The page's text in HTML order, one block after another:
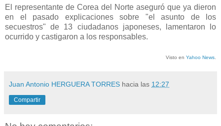
El representante de Corea del Norte aseguró que ya dieron
en el pasado explicaciones sobre "el asunto de los
secuestros" de 13 ciudadanos japoneses, lamentaron lo
ocurrido y castigaron a los responsables.
Visto en Yahoo News
Juan Antonio HERGUERA TORRES hacia las 12:27
Compartir